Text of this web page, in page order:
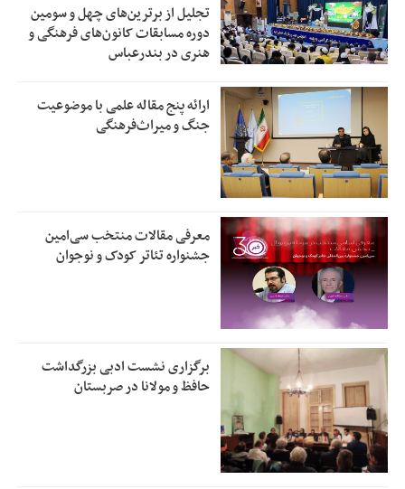
تجلیل از بر‌ترین‌های چهل و سومین
دوره مسابقات کانون‌های فرهنگی و
هنری در بندرعباس
ارائه پنج مقاله علمی با موضوعیت
جنگ و میراث‌فرهنگی
معرفی مقالات منتخب سی‌امین
جشنواره تئاتر کودک و نوجوان
برگزاری نشست ادبی بزرگداشت
حافظ و مولانا در صربستان